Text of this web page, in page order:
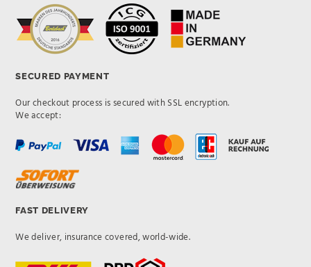
SECURED PAYMENT
Our checkout process is secured with SSL encryption.
We accept:
FAST DELIVERY
We deliver, insurance covered, world-wide.